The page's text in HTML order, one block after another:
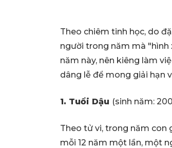
Theo chiêm tinh học, do
người trong năm mà "hình
năm này, nên kiêng làm
dâng lễ để mong giải hạn
1. Tuổi Dậu (sinh năm:
Theo tử vi, trong năm con
mỗi 12 năm một lần, một